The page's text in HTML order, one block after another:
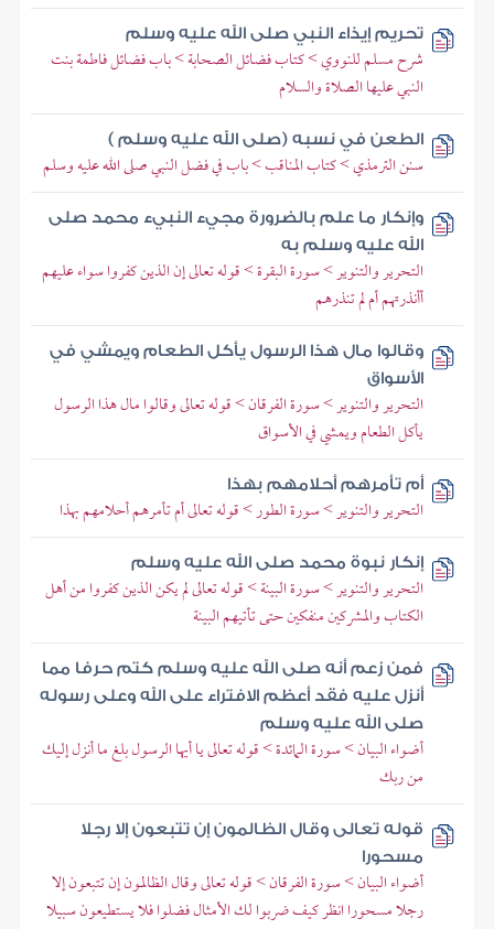
تحريم إيذاء النبي صلى الله عليه وسلم
شرح مسلم للنووي > كتاب فضائل الصحابة > باب فضائل فاطمة بنت
النبي عليها الصلاة والسلام
الطعن في نسبه (صلى الله عليه وسلم )
سنن الترمذي > كتاب المناقب > باب في فضل النبي صلى الله عليه وسلم
وإنكار ما علم بالضرورة مجيء النبيء محمد صلى
الله عليه وسلم به
التحرير والتنوير > سورة البقرة > قوله تعالى إن الذين كفروا سواء عليهم
أأنذرتهم أم لم تنذرهم
وقالوا مال هذا الرسول يأكل الطعام ويمشي في
الأسواق
التحرير والتنوير > سورة الفرقان > قوله تعالى وقالوا مال هذا الرسول
يأكل الطعام ويمشي في الأسواق
أم تأمرهم أحلامهم بهذا
التحرير والتنوير > سورة الطور > قوله تعالى أم تأمرهم أحلامهم بهذا
إنكار نبوة محمد صلى الله عليه وسلم
التحرير والتنوير > سورة البينة > قوله تعالى لم يكن الذين كفروا من أهل
الكتاب والمشركين منفكين حتى تأتيهم البينة
فمن زعم أنه صلى الله عليه وسلم كتم حرفا مما
أنزل عليه فقد أعظم الافتراء على الله وعلى رسوله
صلى الله عليه وسلم
أضواء البيان > سورة المائدة > قوله تعالى يا أيها الرسول بلغ ما أنزل إليك
من ربك
قوله تعالى وقال الظالمون إن تتبعون إلا رجلا
مسحورا
أضواء البيان > سورة الفرقان > قوله تعالى وقال الظالمون إن تتبعون إلا
رجلا مسحورا انظر كيف ضربوا لك الأمثال فضلوا فلا يستطيعون سبيلا